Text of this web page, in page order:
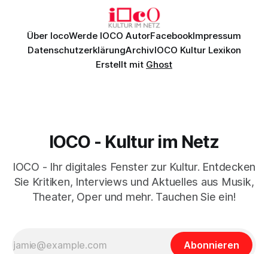
Über IocoWerde IOCO AutorFacebookImpressum
DatenschutzerklärungArchivIOCO Kultur Lexikon
Erstellt mit Ghost
IOCO - Kultur im Netz
IOCO - Ihr digitales Fenster zur Kultur. Entdecken
Sie Kritiken, Interviews und Aktuelles aus Musik,
Theater, Oper und mehr. Tauchen Sie ein!
Abonnieren